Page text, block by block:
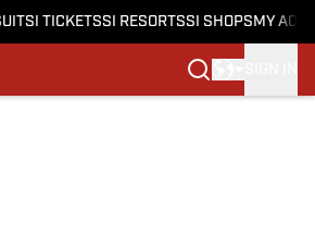
SI TICKETSSI RESORTSSI SHOPS MY